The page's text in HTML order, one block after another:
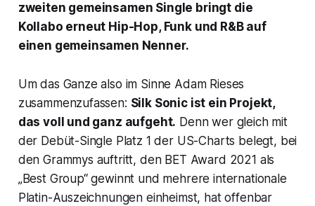
zweiten gemeinsamen Single bringt die
Kollabo erneut Hip-Hop, Funk und R&B auf
einen gemeinsamen Nenner.
Um das Ganze also im Sinne Adam Rieses
zusammenzufassen: Silk Sonic ist ein Projekt,
das voll und ganz aufgeht. Denn wer gleich mit
der Debüt-Single Platz 1 der US-Charts belegt, bei
den Grammys auftritt, den BET Award 2021 als
„Best Group“ gewinnt und mehrere internationale
Platin-Auszeichnungen einheimst, hat offenbar